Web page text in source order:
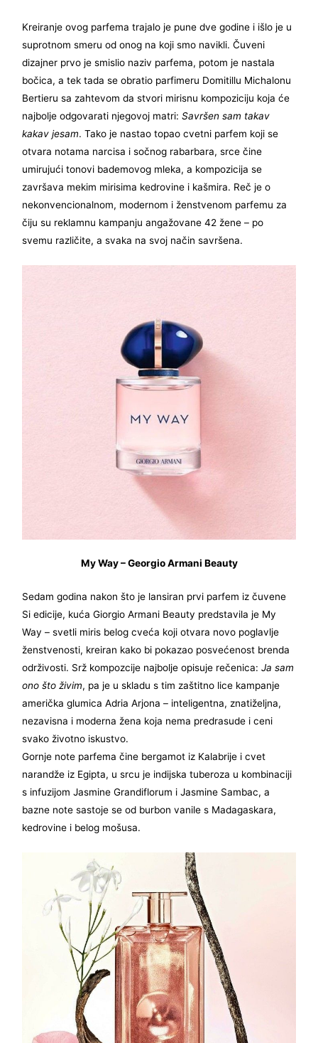
Kreiranje ovog parfema trajalo je pune dve godine i išlo je u
suprotnom smeru od onog na koji smo navikli. Čuveni
dizajner prvo je smislio naziv parfema, potom je nastala
bočica, a tek tada se obratio parfimeru Domitillu Michalonu
Bertieru sa zahtevom da stvori mirisnu kompoziciju koja će
najbolje odgovarati njegovoj matri:Savršen sam takav
kakav jesam. Tako je nastao topao cvetni parfem koji se
otvara notama narcisa i sočnog rabarbara, srce čine
umirujući tonovi bademovog mleka, a kompozicija se
završava mekim mirisima kedrovine i kašmira. Reč je o
nekonvencionalnom, modernom i ženstvenom parfemu za
čiju su reklamnu kampanju angažovane 42 žene – po
svemu različite, a svaka na svoj način savršena.
My Way – Georgio Armani Beauty
Sedam godina nakon što je lansiran prvi parfem iz čuvene
Si edicije, kuća Giorgio Armani Beauty predstavila je My
Way – svetli miris belog cveća koji otvara novo poglavlje
ženstvenosti, kreiran kako bi pokazao posvećenost brenda
održivosti. Srž kompozcije najbolje opisuje rečenica:Ja sam
ono što živim, pa je u skladu s tim zaštitno lice kampanje
američka glumica Adria Arjona – inteligentna, znatiželjna,
nezavisna i moderna žena koja nema predrasude i ceni
svako životno iskustvo.
Gornje note parfema čine bergamot iz Kalabrije i cvet
narandže iz Egipta, u srcu je indijska tuberoza u kombinaciji
s infuzijom Jasmine Grandiflorum i Jasmine Sambac, a
bazne note sastoje se od burbon vanile s Madagaskara,
kedrovine i belog mošusa.